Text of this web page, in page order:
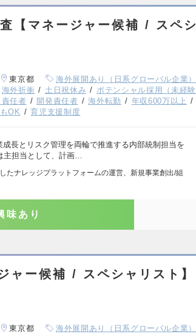
【マネージャー候補 / スペシ
東京都 海外展開あり（日系グローバル企業）
海外折衝 土日祝休み ポテンシャル採用（未経験
任者 開発責任者 海外転勤 年収600万以上
OK 育児支援制度
長とリスク管理を両輪で推進する内部統制担当を
主担当として、計画…
たナレッジプラットフォームの運営、新規事業創出/組
味あり
ャー候補 / スペシャリスト】
東京都 海外展開あり（日系グローバル企業）